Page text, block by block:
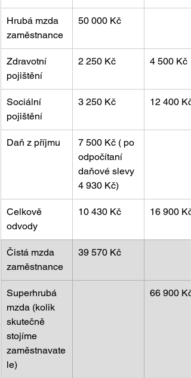
Hrubá mzda
zaměstnance
50 000 Kč
Zdravotní
pojištění
2 250 Kč 4 500 Kč
Sociální
pojištění
3 250 Kč 12 400 Kč
Daň z příjmu
7 500 Kč ( po
odpočítaní
daňové slevy
4 930 Kč)
Celkově
odvody
10 430 Kč 16 900 Kč
Čistá mzda
zaměstnance
39 570 Kč
Superhrubá
mzda (kolik
skutečně
stojíme
zaměstnavate
le)
66 900 Kč